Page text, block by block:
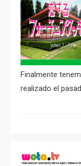
Finalmente
realizado el